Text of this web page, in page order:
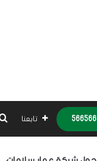
تابعنا